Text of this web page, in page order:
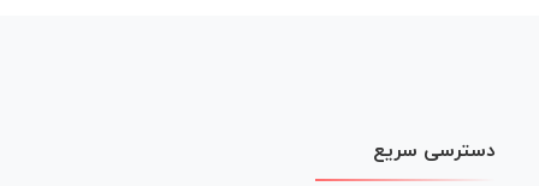
دسترسی سریع